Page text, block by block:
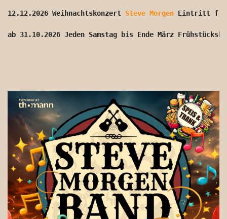
12.12.2026 Weihnachtskonzert Steve Morgen Eintritt frei
ab 31.10.2026 Jeden Samstag bis Ende März